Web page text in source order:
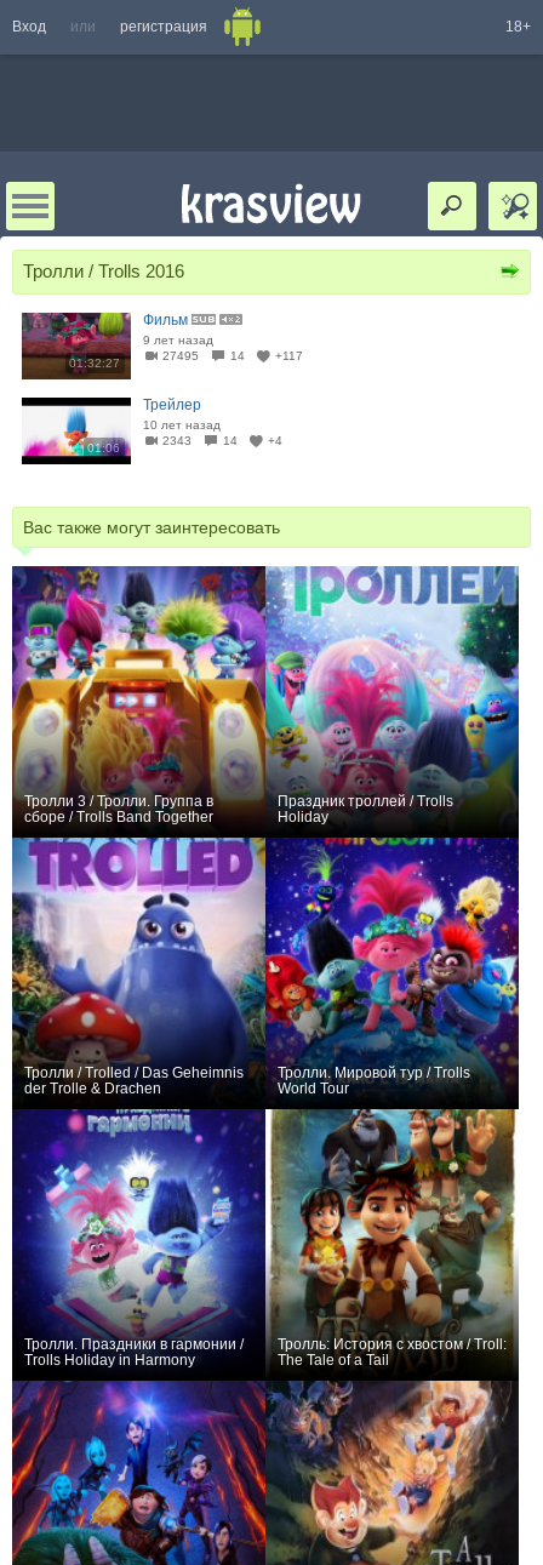
Вход или регистрация 18+
Тролли / Trolls 2016
01:32:27
Фильм
9 лет назад
27495
14 +117
01:06
Трейлер
10 лет назад
2343
14 +4
Вас также могут заинтересовать
Тролли 3 / Тролли. Группа в
сборе / Trolls Band Together
Праздник троллей / Trolls
Holiday
Тролли / Trolled / Das Geheimnis
der Trolle & Drachen
Тролли. Мировой тур / Trolls
World Tour
Тролли. Праздники в гармонии /
Trolls Holiday in Harmony
Тролль: История с хвостом / Troll:
The Tale of a Tail